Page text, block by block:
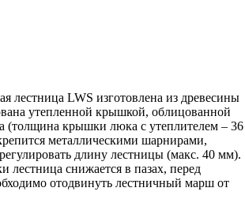
₽.лестница LWS изготовлена из древесины
утепленной крышкой, облицованной
(толщина крышки люка с утеплителем – 36
металлическими шарнирами,
длину лестницы (макс. 40 мм).
лестница снижается в пазах, перед
отодвинуть лестничный марш от